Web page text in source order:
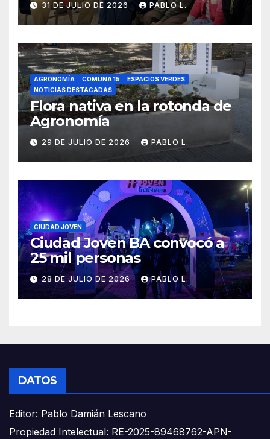
31 DE JULIO DE 2026 PABLO L.
AGRONOMÍA COMUNA 15
ESPACIOS VERDES
NOTICIAS DESTACADAS
Flora nativa en la rotonda de
Agronomía
29 DE JULIO DE 2026 PABLO L.
CIUDAD JOVEN
Ciudad Joven BA convocó a
25 mil personas
28 DE JULIO DE 2026 PABLO L.
DATOS
Editor: Pablo Damián Lescano
Propiedad Intelectual: RE-2025-89468762-APN-